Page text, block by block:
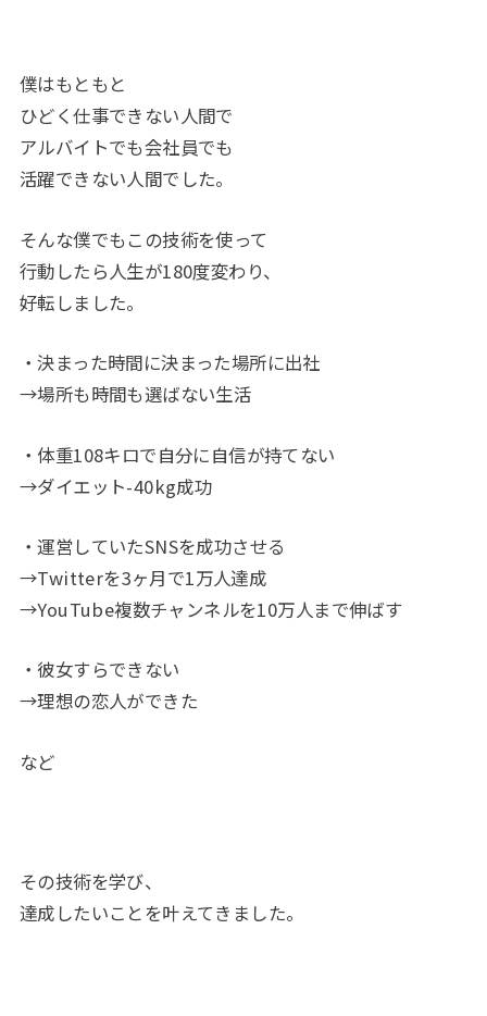
僕はもともと
ひどく仕事できない人間で
アルバイトでも会社員でも
活躍できない人間でした。
そんな僕でもこの技術を使って
行動したら人生が180度変わり、
好転しました。
・決まった時間に決まった場所に出社
→場所も時間も選ばない生活
・体重108キロで自分に自信が持てない
→ダイエット-40kg成功
・運営していたSNSを成功させる
→Twitterを3ヶ月で1万人達成
→YouTube複数チャンネルを10万人まで伸ばす
・彼女すらできない
→理想の恋人ができた
など
その技術を学び、
達成したいことを叶えてきました。